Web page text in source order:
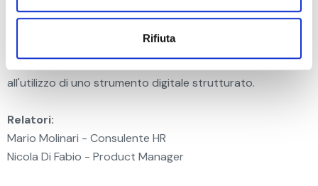
Rifiuta
Non solo il primo giorno, maun percorso di crescita
Scopri i vantaggi di una corretta gestione anche grazie
all'utilizzo di uno strumento digitale strutturato.
Relatori:
Mario Molinari - Consulente HR
Nicola Di Fabio - Product Manager